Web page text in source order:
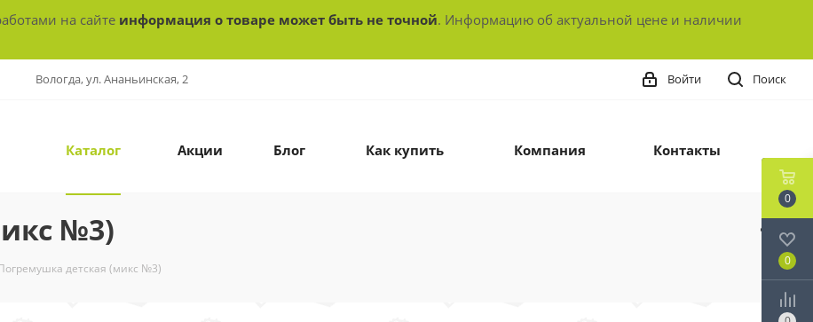
на сайте информация о товаре может быть не точной. Информацию об актуальной цене и наличии
Вологда, ул. Ананьинская, 2 Поиск
Войти
Каталог Акции Блог Как купить Компания Контакты
№3)
детская (микс №3)
0
0